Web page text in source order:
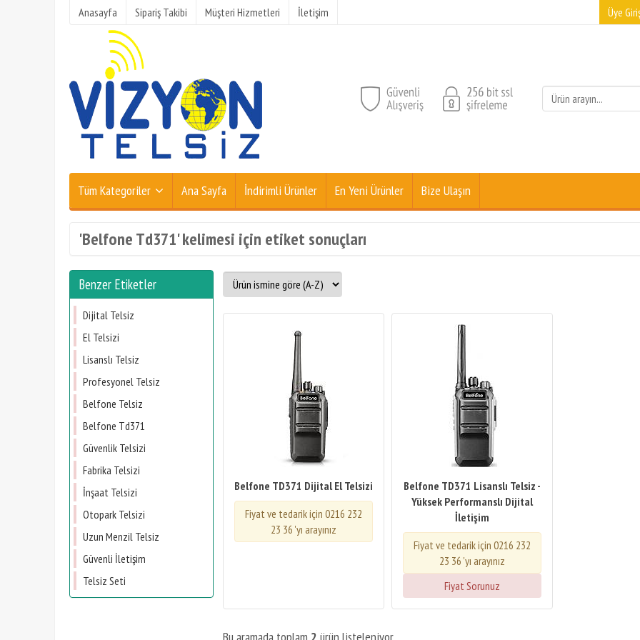
Anasayfa Sipariş Takibi Müşteri Hizmetleri İletişim Üye
Tüm Kategoriler Ana Sayfa İndirimli Ürünler En Yeni Ürünler Bize Ulaşın
'Belfone Td371' kelimesi için etiket sonuçları
Benzer Etiketler
Dijital Telsiz
El Telsizi
Lisanslı Telsiz
Profesyonel Telsiz
Belfone Telsiz
Belfone Td371
Güvenlik Telsizi
Fabrika Telsizi
İnşaat Telsizi
Otopark Telsizi
Uzun Menzil Telsiz
Güvenli İletişim
Telsiz Seti
Belfone TD371 Dijital El Telsizi
Fiyat ve tedarik için 0216 232
23 36 'yı arayınız
Belfone TD371 Lisanslı Telsiz -
Yüksek Performanslı Dijital
İletişim
Fiyat ve tedarik için 0216 232
23 36 'yı arayınız
Fiyat Sorunuz